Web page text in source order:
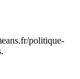
politique-